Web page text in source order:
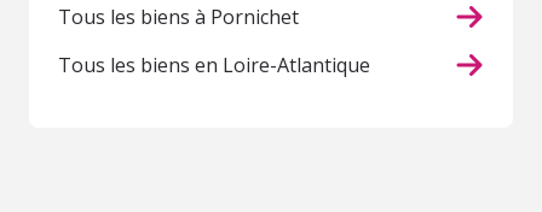
Tous les biens à Pornichet
Tous les biens en Loire-Atlantique